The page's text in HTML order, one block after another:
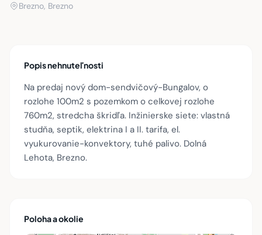
Brezno, Brezno
Popis nehnuteľnosti
Na predaj nový dom-sendvičový-Bungalov, o
rozlohe 100m2 s pozemkom o celkovej rozlohe
760m2, stredcha škridľa. Inžinierske siete: vlastná
studňa, septik, elektrina I a II. tarifa, el.
vyukurovanie-konvektory, tuhé palivo. Dolná
Lehota, Brezno.
Poloha a okolie